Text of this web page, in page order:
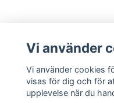
Vi använder
Vi använder cookies
visas för dig och för
upplevelse när du